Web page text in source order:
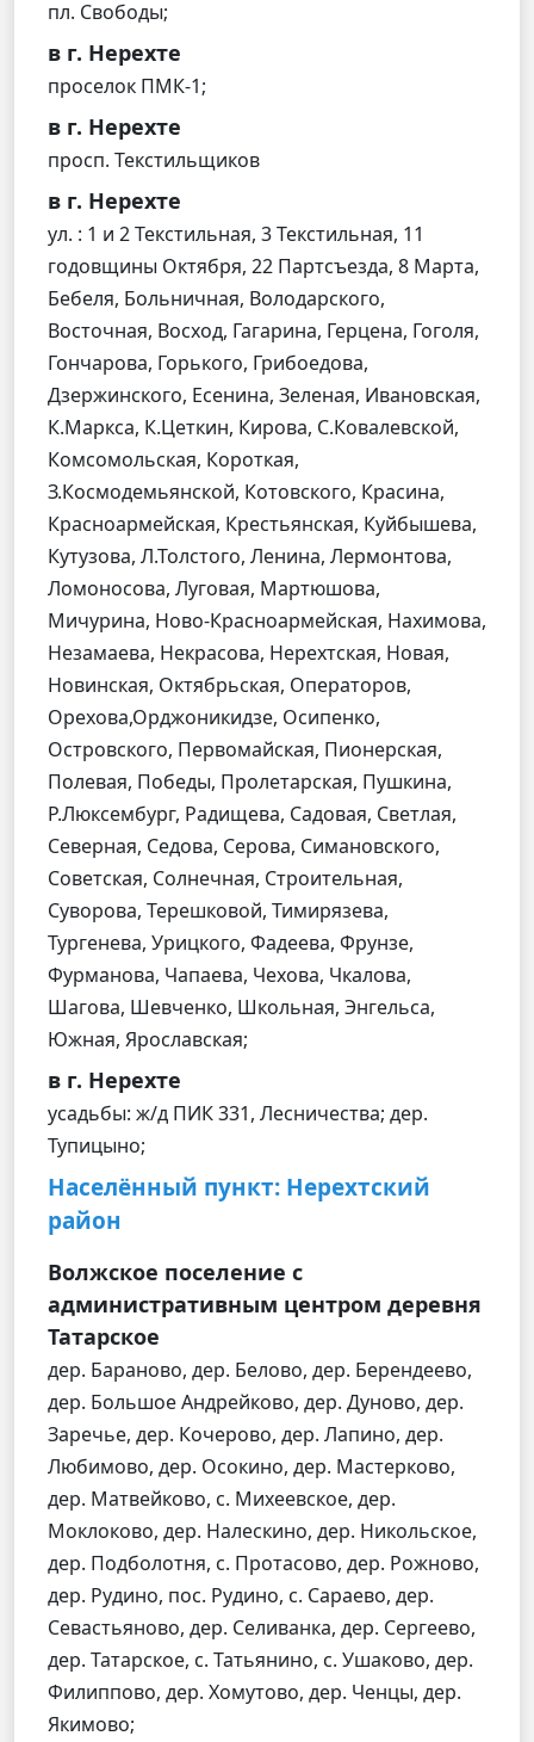
пл. Свободы;
в г. Нерехте
проселок ПМК-1;
в г. Нерехте
просп. Текстильщиков
в г. Нерехте
ул. : 1 и 2 Текстильная, 3 Текстильная, 11
годовщины Октября, 22 Партсъезда, 8 Марта,
Бебеля, Больничная, Володарского,
Восточная, Восход, Гагарина, Герцена, Гоголя,
Гончарова, Горького, Грибоедова,
Дзержинского, Есенина, Зеленая, Ивановская,
К.Маркса, К.Цеткин, Кирова, С.Ковалевской,
Комсомольская, Короткая,
З.Космодемьянской, Котовского, Красина,
Красноармейская, Крестьянская, Куйбышева,
Кутузова, Л.Толстого, Ленина, Лермонтова,
Ломоносова, Луговая, Мартюшова,
Мичурина, Ново-Красноармейская, Нахимова,
Незамаева, Некрасова, Нерехтская, Новая,
Новинская, Октябрьская, Операторов,
Орехова,Орджоникидзе, Осипенко,
Островского, Первомайская, Пионерская,
Полевая, Победы, Пролетарская, Пушкина,
Р.Люксембург, Радищева, Садовая, Светлая,
Северная, Седова, Серова, Симановского,
Советская, Солнечная, Строительная,
Суворова, Терешковой, Тимирязева,
Тургенева, Урицкого, Фадеева, Фрунзе,
Фурманова, Чапаева, Чехова, Чкалова,
Шагова, Шевченко, Школьная, Энгельса,
Южная, Ярославская;
в г. Нерехте
усадьбы: ж/д ПИК 331, Лесничества; дер.
Тупицыно;
Населённый пункт: Нерехтский
район
Волжское поселение с
административным центром деревня
Татарское
дер. Бараново, дер. Белово, дер. Берендеево,
дер. Большое Андрейково, дер. Дуново, дер.
Заречье, дер. Кочерово, дер. Лапино, дер.
Любимово, дер. Осокино, дер. Мастерково,
дер. Матвейково, с. Михеевское, дер.
Моклоково, дер. Налескино, дер. Никольское,
дер. Подболотня, с. Протасово, дер. Рожново,
дер. Рудино, пос. Рудино, с. Сараево, дер.
Севастьяново, дер. Селиванка, дер. Сергеево,
дер. Татарское, с. Татьянино, с. Ушаково, дер.
Филиппово, дер. Хомутово, дер. Ченцы, дер.
Якимово;